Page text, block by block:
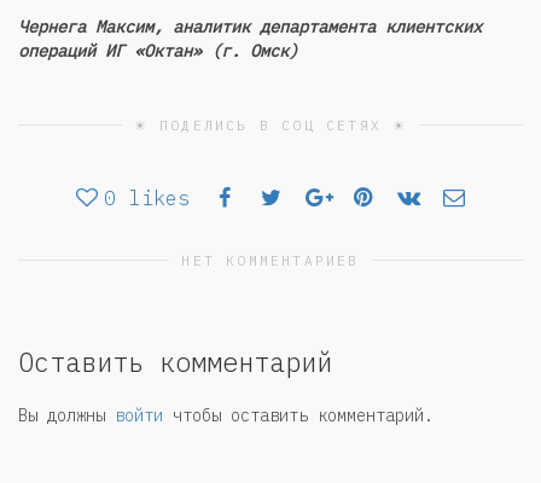
Чернега Максим, аналитик департамента клиентских
операций ИГ «Октан» (г. Омск)
☀ ПОДЕЛИСЬ В СОЦ СЕТЯХ ☀
0 likes
НЕТ КОММЕНТАРИЕВ
Оставить комментарий
Вы должны войти чтобы оставить комментарий.